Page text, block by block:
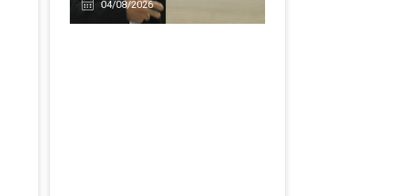
04/08/2026